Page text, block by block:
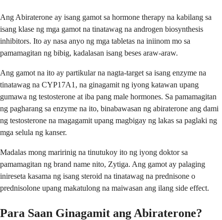
Ang Abiraterone ay isang gamot sa hormone therapy na kabilang sa
isang klase ng mga gamot na tinatawag na androgen biosynthesis
inhibitors. Ito ay nasa anyo ng mga tabletas na iniinom mo sa
pamamagitan ng bibig, kadalasan isang beses araw-araw.
Ang gamot na ito ay partikular na nagta-target sa isang enzyme na
tinatawag na CYP17A1, na ginagamit ng iyong katawan upang
gumawa ng testosterone at iba pang male hormones. Sa pamamagitan
ng pagharang sa enzyme na ito, binabawasan ng abiraterone ang dami
ng testosterone na magagamit upang magbigay ng lakas sa paglaki ng
mga selula ng kanser.
Madalas mong maririnig na tinutukoy ito ng iyong doktor sa
pamamagitan ng brand name nito, Zytiga. Ang gamot ay palaging
inireseta kasama ng isang steroid na tinatawag na prednisone o
prednisolone upang makatulong na maiwasan ang ilang side effect.
Para Saan Ginagamit ang Abiraterone?